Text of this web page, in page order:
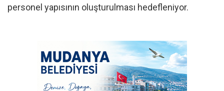
personel yapısının oluşturulması hedefleniyor.